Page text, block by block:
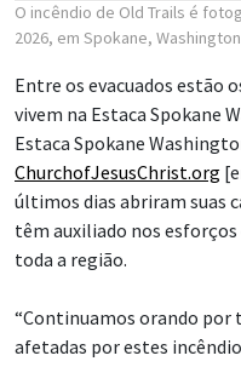
O incêndio de Old Trails é
2026, em Spokane,
Entre os evacuados estão
vivem na Estaca Spokane
Estaca Spokane
ChurchofJesusChrist.org
últimos dias abriram suas
têm auxiliado nos esforços
toda a região.
“Continuamos orando por
afetadas por estes